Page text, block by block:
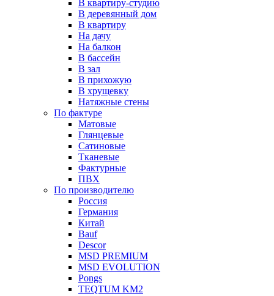
В квартиру-студию
В деревянный дом
В квартиру
На дачу
На балкон
В бассейн
В зал
В прихожую
В хрущевку
Натяжные стены
По фактуре
Матовые
Глянцевые
Сатиновые
Тканевые
Фактурные
ПВХ
По производителю
Россия
Германия
Китай
Вauf
Descor
MSD PREMIUM
MSD EVOLUTION
Pongs
TEQTUM KM2